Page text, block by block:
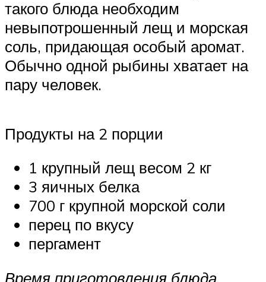
такого блюда необходим
невыпотрошенный лещ и морская
соль, придающая особый аромат.
Обычно одной рыбины хватает на
пару человек.
Продукты на 2 порции
1 крупный лещ весом 2 кг
3 яичных белка
700 г крупной морской соли
перец по вкусу
пергамент
Время приготовления блюда